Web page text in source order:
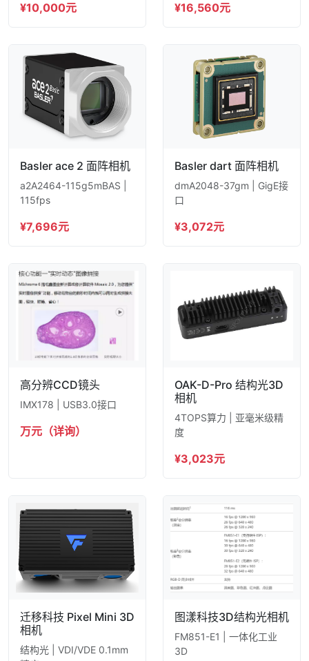
¥10,000元 ¥16,560元
Basler ace 2 面阵相机
a2A2464-115g5mBAS |
115fps
¥7,696元
Basler dart 面阵相机
dmA2048-37gm | GigE接
口
¥3,072元
高分辨CCD镜头
IMX178 | USB3.0接口
万元（详询）
OAK-D-Pro 结构光3D
相机
4TOPS算力 | 亚毫米级精
度
¥3,023元
迁移科技 Pixel Mini 3D
相机
结构光 | VDI/VDE 0.1mm
图漾科技3D结构光相机
FM851-E1 | 一体化工业
3D